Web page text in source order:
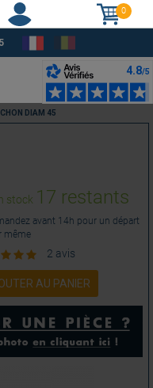
0
stock 17 restants
avant 14h pour un départ
même
2 avis
AU PANIER
DIAM 45